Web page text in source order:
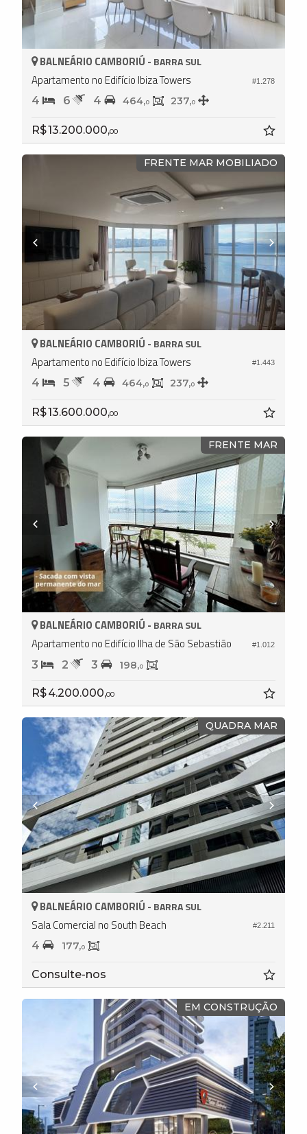
#1.278
BALNEÁRIO CAMBORIÚ - BARRA SUL
Apartamento no Edifício Ibiza Towers
4 6 4 464,0 237,0
R$ 13.200.000,00
FRENTE MAR MOBILIADO
#1.443
BALNEÁRIO CAMBORIÚ - BARRA SUL
Apartamento no Edifício Ibiza Towers
4 5 4 464,0 237,0
R$ 13.600.000,00
FRENTE MAR
#1.012
BALNEÁRIO CAMBORIÚ - BARRA SUL
Apartamento no Edifício Ilha de São Sebastião
3 2 3 198,0
R$ 4.200.000,00
QUADRA MAR
#2.211
BALNEÁRIO CAMBORIÚ - BARRA SUL
Sala Comercial no South Beach
4 177,0
Consulte-nos
EM CONSTRUÇÃO